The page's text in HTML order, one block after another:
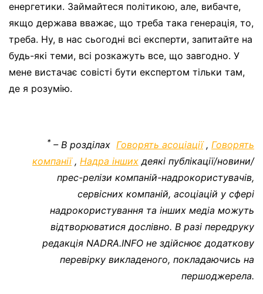
енергетики. Займайтеся політикою, але, вибачте,
якщо держава вважає, що треба така генерація, то,
треба. Ну, в нас сьогодні всі експерти, запитайте на
будь-які теми, всі розкажуть все, що завгодно. У
мене вистачає совісті бути експертом тільки там,
де я розумію.
* – В розділах Говорять асоціації, Говорять
компанії, Надра інших деякі публікації/новини/
прес-релізи компаній-надрокористувачів,
сервісних компаній, асоціацій у сфері
надрокористування та інших медіа можуть
відтворюватися дослівно. В разі передруку
редакція NADRA.INFO не здійснює додаткову
перевірку викладеного, покладаючись на
першоджерела.